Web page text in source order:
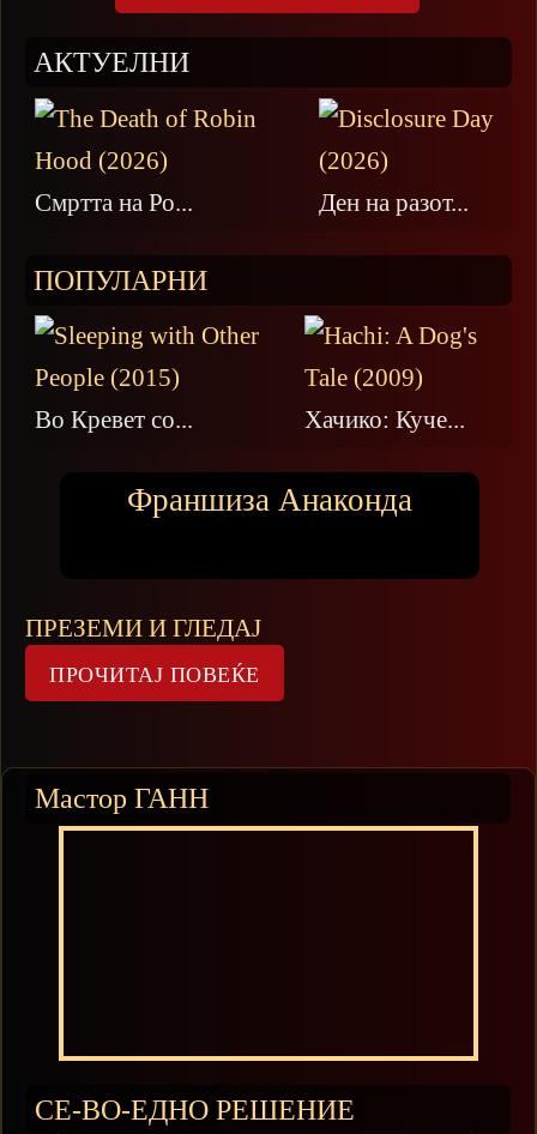
АКТУЕЛНИ
Смртта на Ро... Ден на разот...
ПОПУЛАРНИ
Во Кревет со... Хачико: Куче...
Франшиза Анаконда
ПРЕЗЕМИ И ГЛЕДАЈ
Мастор ГАНН
СЕ-ВО-ЕДНО РЕШЕНИЕ